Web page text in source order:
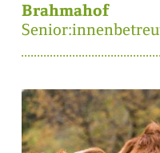
Brahmahof